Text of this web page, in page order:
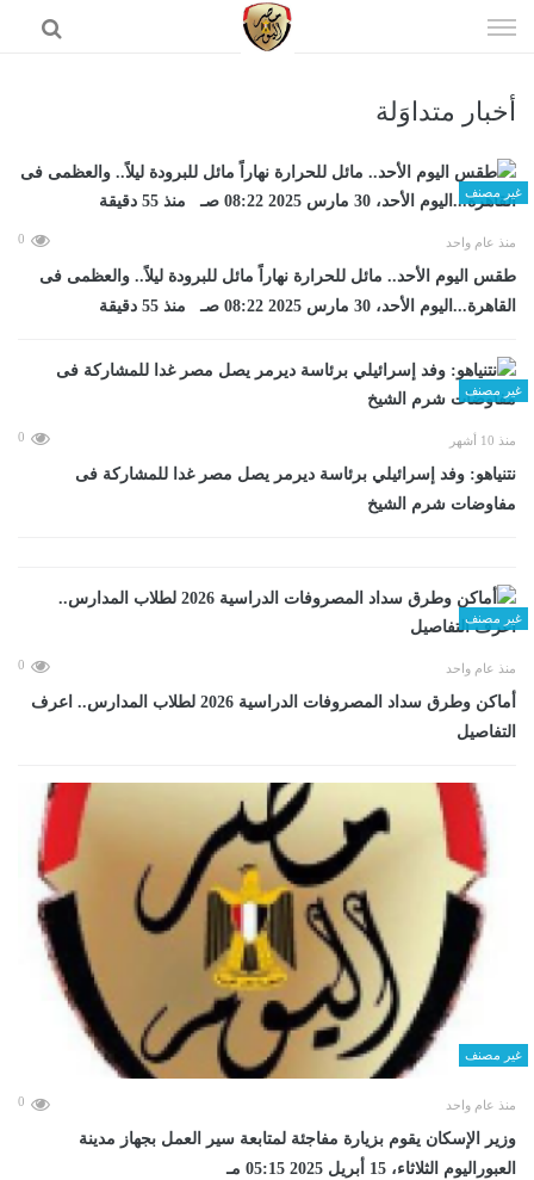
الى
أخبار متداوَلة
غير مصنف
منذ عام واحد 0
طقس اليوم الأحد.. مائل للحرارة نهاراً مائل للبرودة ليلاً.. والعظمى فى
القاهرة...اليوم الأحد، 30 مارس 2025 08:22 صـ منذ 55 دقيقة
غير مصنف
منذ 10 أشهر 0
نتنياهو: وفد إسرائيلي برئاسة ديرمر يصل مصر غدا للمشاركة فى
مفاوضات شرم الشيخ
غير مصنف
منذ عام واحد 0
أماكن وطرق سداد المصروفات الدراسية 2026 لطلاب المدارس.. اعرف
التفاصيل
غير مصنف
منذ عام واحد 0
وزير الإسكان يقوم بزيارة مفاجئة لمتابعة سير العمل بجهاز مدينة
العبوراليوم الثلاثاء، 15 أبريل 2025 05:15 مـ